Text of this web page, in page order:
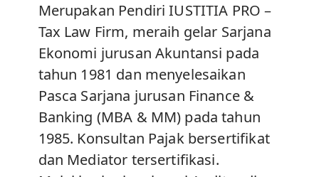
Merupakan Pendiri IUSTITIA PRO –
Tax Law Firm, meraih gelar Sarjana
Ekonomi jurusan Akuntansi pada
tahun 1981 dan menyelesaikan
Pasca Sarjana jurusan Finance &
Banking (MBA & MM) pada tahun
1985. Konsultan Pajak bersertifikat
dan Mediator tersertifikasi.